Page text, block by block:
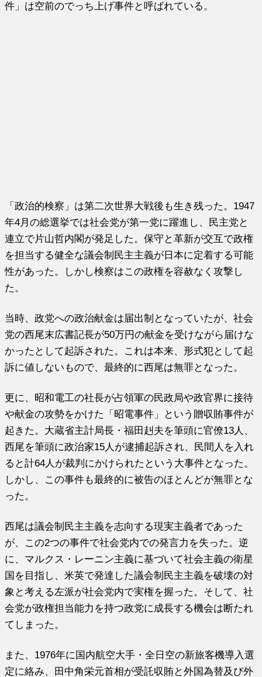
件」は空前のでっち上げ事件と呼ばれている。
「政治的検察」は第二次世界大戦後も生き残った。1947
年4月の総選挙では社会党が第一党に躍進し、民主党と
連立で片山哲内閣が発足した。保守と革新が交互で政権
を担当する健全な議会制民主主義が日本に定着する可能
性があった。しかし検察はこの政権を容赦なく攻撃し
た。
当時、政党への政治献金は届出制となっていたが、社会
党の西尾末広書記長が50万円の献金を受けながら届けな
かったとして起訴された。これは本来、形式犯として起
訴に値しないもので、最終的に西尾は無罪となった。
更に、昭和電工の社長が占領軍の民政局や政官界に接待
や献金の攻勢をかけた「昭電事件」という贈収賄事件が
起きた。大蔵省主計局長・福田赳夫を筆頭に官僚13人、
西尾を筆頭に政治家15人が逮捕起訴され、民間人を入れ
ると計64人が裁判にかけられたという大事件となった。
しかし、この事件も最終的に被告のほとんどが無罪とな
った。
西尾は議会制民主主義を志向する現実主義者であった
が、この2つの事件で社会党内での発言力を失った。逆
に、マルクス・レーニン主義に基づいて社会主義の衛星
国を目指し、米英で発達した議会制民主主義を破壊の対
象と考える左派が社会党内で実権を握った。そして、社
会党が政権担当能力を持つ政党に成長する機会は断たれ
てしまった。
また、1976年に国内航空大手・全日空の新旅客機導入選
定に絡み、田中角栄元首相が受託収賄と外国為替及び外